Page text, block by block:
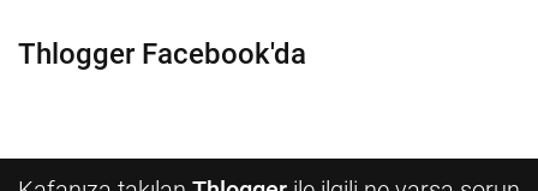
Thlogger Facebook'da